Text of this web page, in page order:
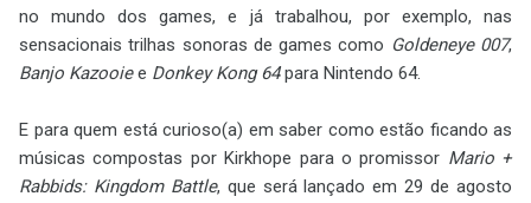
no mundo dos games, e já trabalhou, por exemplo, nas
sensacionais trilhas sonoras de games como Goldeneye 007,
Banjo Kazooiee Donkey Kong 64para Nintendo 64.
E para quem está curioso(a) em saber como estão ficando as
músicas compostas por Kirkhope para o promissor Mario +
Rabbids: Kingdom Battle, que será lançado em 29 de agosto